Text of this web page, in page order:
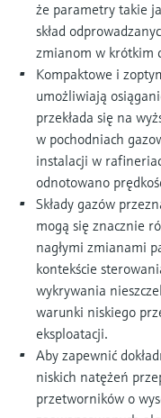
że parametry takie
skład
zmianom w krótkim
Kompaktowe i
umożliwiają
przekłada się na
w pochodniach
instalacji w
odnotowano
Składy gazów
mogą się znacznie
nagłymi zmianami
kontekście
wykrywania
warunki niskiego
eksploatacji.
Aby zapewnić
niskich natężeń
przetworników o